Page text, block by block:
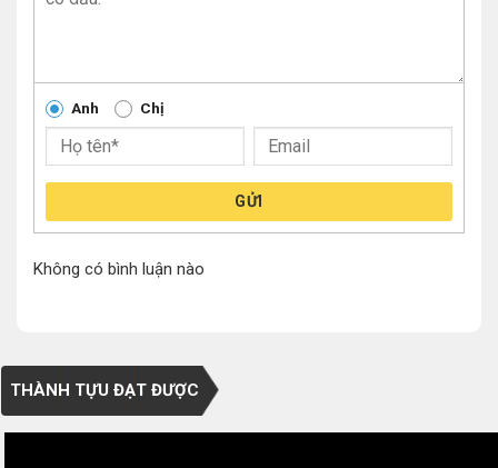
Anh Chị
GỬI
Không có bình luận nào
THÀNH TỰU ĐẠT ĐƯỢC